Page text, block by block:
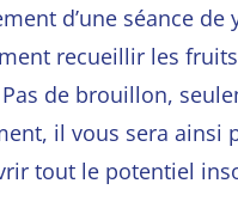
d’une séance
recueillir les
de brouillon,
il vous sera
tout le potentiel